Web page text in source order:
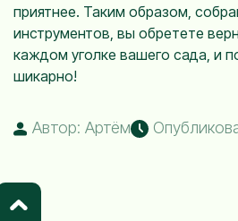
приятнее. Таким образом,
инструментов, вы обретете
каждом уголке вашего сада, и
шикарно!
Автор: Артём